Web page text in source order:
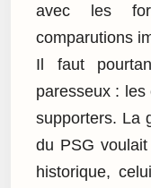
avec les
comparutions
Il faut
paresseux :
supporters. La
du PSG
historique,